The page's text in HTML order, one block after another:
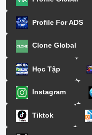
Profile For ADS
Clone Global
Học Tập
Instagram
Tiktok